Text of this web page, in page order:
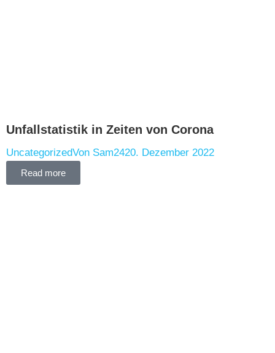
Unfallstatistik in Zeiten von Corona
UncategorizedVon Sam2420. Dezember 2022
Read more